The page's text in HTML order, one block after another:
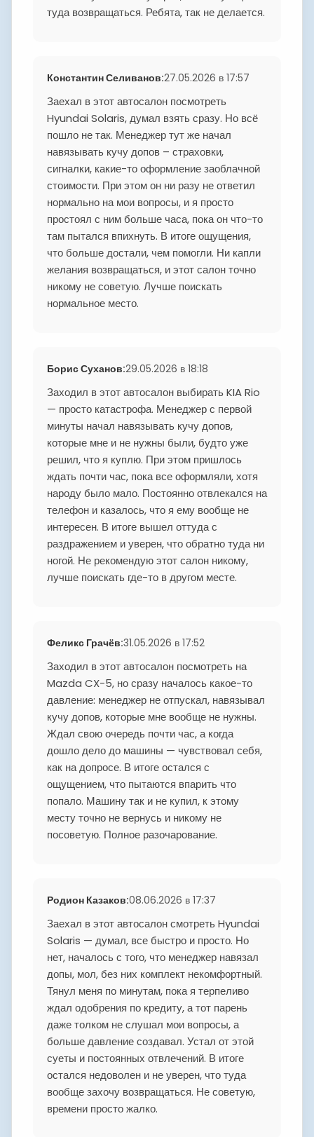
туда возвращаться. Ребята, так не делается.
Константин Селиванов:27.05.2026 в 17:57
Заехал в этот автосалон посмотреть
Hyundai Solaris, думал взять сразу. Но всё
пошло не так. Менеджер тут же начал
навязывать кучу допов – страховки,
сигналки, какие-то оформление заоблачной
стоимости. При этом он ни разу не ответил
нормально на мои вопросы, и я просто
простоял с ним больше часа, пока он что-то
там пытался впихнуть. В итоге ощущения,
что больше достали, чем помогли. Ни капли
желания возвращаться, и этот салон точно
никому не советую. Лучше поискать
нормальное место.
Борис Суханов:29.05.2026 в 18:18
Заходил в этот автосалон выбирать KIA Rio
— просто катастрофа. Менеджер с первой
минуты начал навязывать кучу допов,
которые мне и не нужны были, будто уже
решил, что я куплю. При этом пришлось
ждать почти час, пока все оформляли, хотя
народу было мало. Постоянно отвлекался на
телефон и казалось, что я ему вообще не
интересен. В итоге вышел оттуда с
раздражением и уверен, что обратно туда ни
ногой. Не рекомендую этот салон никому,
лучше поискать где-то в другом месте.
Феликс Грачёв:31.05.2026 в 17:52
Заходил в этот автосалон посмотреть на
Mazda CX-5, но сразу началось какое-то
давление: менеджер не отпускал, навязывал
кучу допов, которые мне вообще не нужны.
Ждал свою очередь почти час, а когда
дошло дело до машины — чувствовал себя,
как на допросе. В итоге остался с
ощущением, что пытаются впарить что
попало. Машину так и не купил, к этому
месту точно не вернусь и никому не
посоветую. Полное разочарование.
Родион Казаков:08.06.2026 в 17:37
Заехал в этот автосалон смотреть Hyundai
Solaris — думал, все быстро и просто. Но
нет, началось с того, что менеджер навязал
допы, мол, без них комплект некомфортный.
Тянул меня по минутам, пока я терпеливо
ждал одобрения по кредиту, а тот парень
даже толком не слушал мои вопросы, а
больше давление создавал. Устал от этой
суеты и постоянных отвлечений. В итоге
остался недоволен и не уверен, что туда
вообще захочу возвращаться. Не советую,
времени просто жалко.